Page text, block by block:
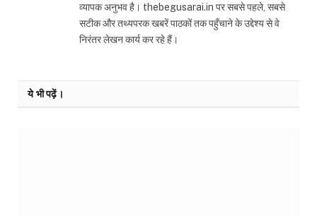
व्यापक अनुभव है। thebegusarai.in पर सबसे पहले, सबसे
सटीक और तथ्यपरक खबरें पाठकों तक पहुँचाने के उद्देश्य से वे
निरंतर लेखन कार्य कर रहे हैं।
ये भी पढ़ें।